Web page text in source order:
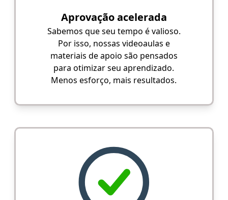
Aprovação acelerada
Sabemos que seu tempo é valioso.
Por isso, nossas videoaulas e
materiais de apoio são pensados
para otimizar seu aprendizado.
Menos esforço, mais resultados.